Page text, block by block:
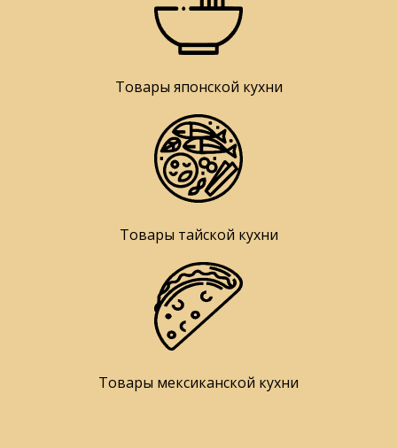
Товары японской кухни
Товары тайской кухни
Товары мексиканской кухни